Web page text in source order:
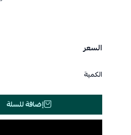
السعر
الكمية
إضافة للسلة